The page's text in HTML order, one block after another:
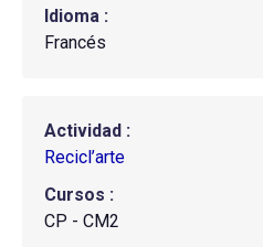
Idioma
Francés
Actividad
Recicl’arte
Cursos
CP - CM2